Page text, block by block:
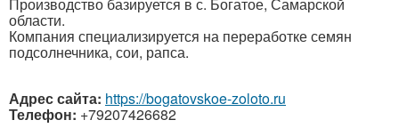
области.
Компания специализируется на переработке семян
подсолнечника, сои, рапса.
Адрес сайта: https://bogatovskoe-zoloto.ru
Телефон: +79207426682